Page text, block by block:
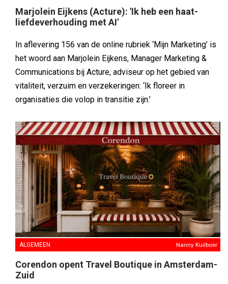
Marjolein Eijkens (Acture): 'Ik heb een haat-
liefdeverhouding met AI'
In aflevering 156 van de online rubriek ‘Mijn Marketing’ is
het woord aan Marjolein Eijkens, Manager Marketing &
Communications bij Acture, adviseur op het gebied van
vitaliteit, verzuim en verzekeringen: ‘Ik floreer in
organisaties die volop in transitie zijn.’
ALGEMEEN Nanny Kuilboer
Corendon opent Travel Boutique in Amsterdam-
Zuid